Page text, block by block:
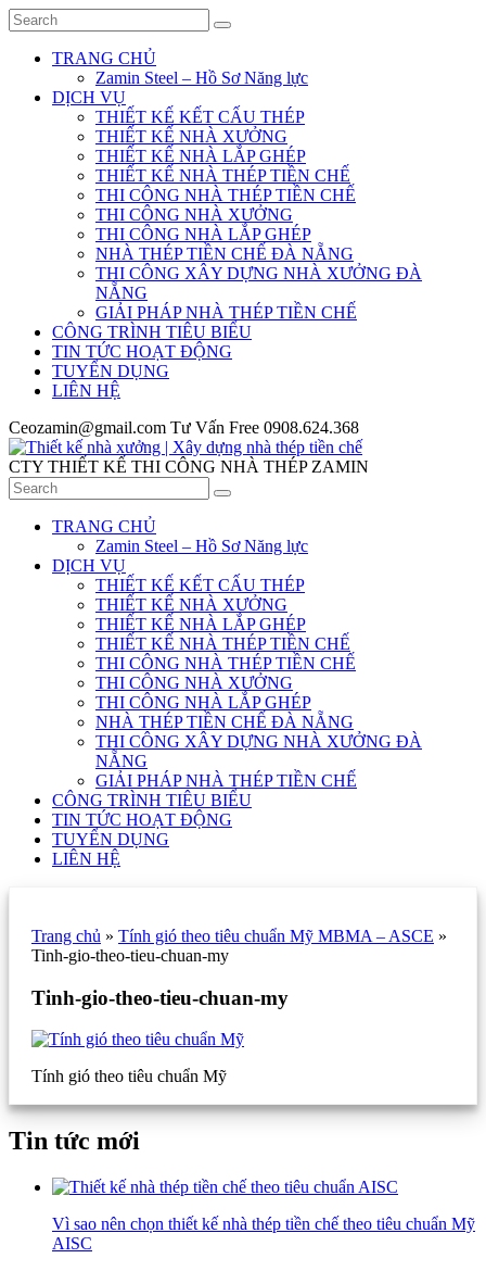
TRANG CHỦ
Zamin Steel – Hồ Sơ Năng lực
DỊCH VỤ
THIẾT KẾ KẾT CẤU THÉP
THIẾT KẾ NHÀ XƯỞNG
THIẾT KẾ NHÀ LẮP GHÉP
THIẾT KẾ NHÀ THÉP TIỀN CHẾ
THI CÔNG NHÀ THÉP TIỀN CHẾ
THI CÔNG NHÀ XƯỞNG
THI CÔNG NHÀ LẮP GHÉP
NHÀ THÉP TIỀN CHẾ ĐÀ NẴNG
THI CÔNG XÂY DỰNG NHÀ XƯỞNG ĐÀ
NẴNG
GIẢI PHÁP NHÀ THÉP TIỀN CHẾ
CÔNG TRÌNH TIÊU BIỂU
TIN TỨC HOẠT ĐỘNG
TUYỂN DỤNG
LIÊN HỆ
Ceozamin@gmail.com Tư Vấn Free 0908.624.368
CTY THIẾT KẾ THI CÔNG NHÀ THÉP ZAMIN
TRANG CHỦ
Zamin Steel – Hồ Sơ Năng lực
DỊCH VỤ
THIẾT KẾ KẾT CẤU THÉP
THIẾT KẾ NHÀ XƯỞNG
THIẾT KẾ NHÀ LẮP GHÉP
THIẾT KẾ NHÀ THÉP TIỀN CHẾ
THI CÔNG NHÀ THÉP TIỀN CHẾ
THI CÔNG NHÀ XƯỞNG
THI CÔNG NHÀ LẮP GHÉP
NHÀ THÉP TIỀN CHẾ ĐÀ NẴNG
THI CÔNG XÂY DỰNG NHÀ XƯỞNG ĐÀ
NẴNG
GIẢI PHÁP NHÀ THÉP TIỀN CHẾ
CÔNG TRÌNH TIÊU BIỂU
TIN TỨC HOẠT ĐỘNG
TUYỂN DỤNG
LIÊN HỆ
Trang chủ » Tính gió theo tiêu chuẩn Mỹ MBMA – ASCE »
Tinh-gio-theo-tieu-chuan-my
Tinh-gio-theo-tieu-chuan-my
Tính gió theo tiêu chuẩn Mỹ
Tin tức mới
Vì sao nên chọn thiết kế nhà thép tiền chế theo tiêu chuẩn Mỹ
AISC